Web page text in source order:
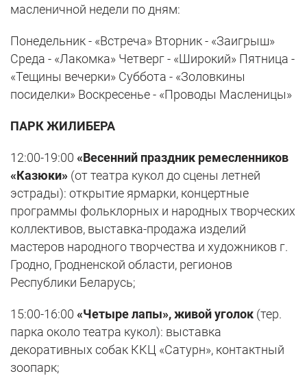
масленичной недели по дням:
Понедельник - «Встреча» Вторник - «Заигрыш»
Среда - «Лакомка» Четверг - «Широкий» Пятница -
«Тещины вечерки» Суббота - «Золовкины
посиделки» Воскресенье - «Проводы Масленицы»
ПАРК ЖИЛИБЕРА
12:00-19:00 «Весенний праздник ремесленников
«Казюки» (от театра кукол до сцены летней
эстрады): открытие ярмарки, концертные
программы фольклорных и народных творческих
коллективов, выставка-продажа изделий
мастеров народного творчества и художников г.
Гродно, Гродненской области, регионов
Республики Беларусь;
15:00-16:00 «Четыре лапы», живой уголок (тер.
парка около театра кукол): выставка
декоративных собак ККЦ «Сатурн», контактный
зоопарк;